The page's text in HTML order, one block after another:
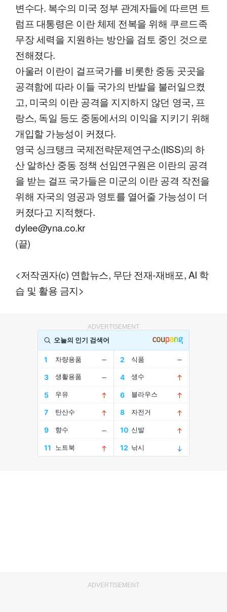
변수다. 복수의 미국 정부 관계자들에 따르면 트
럼프 대통령은 이란 체제 전복을 위해 쿠르드족
무장 세력을 지원하는 방안을 검토 중인 것으로
전해졌다.
아울러 이란이 걸프국가를 비롯한 중동 곳곳을
공격함에 따라 이들 국가의 반발을 불러일으켰
고, 미국의 이란 공격을 지지하지 않던 영국, 프
랑스, 독일 등도 중동에서의 이익을 지키기 위해
개입할 가능성이 커졌다.
영국 싱크탱크 국제전략문제연구소(IISS)의 하
산 알하산 중동 정책 선임연구원은 이란의 공격
을 받는 걸프 국가들은 미군의 이란 공격 작전을
위해 자국의 영공과 영토를 열어줄 가능성이 더
커졌다고 지적했다.
dylee@yna.co.kr
(끝)
<저작권자(c) 연합뉴스, 무단 전재-재배포, AI 학
습 및 활용 금지>
ADVERTISEMENT
ADVERTISEMENT